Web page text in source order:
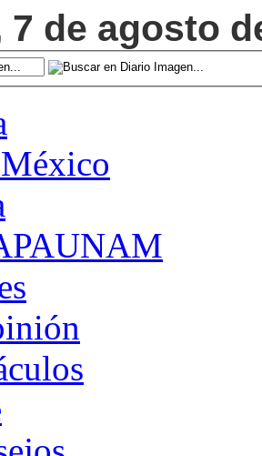
de agosto